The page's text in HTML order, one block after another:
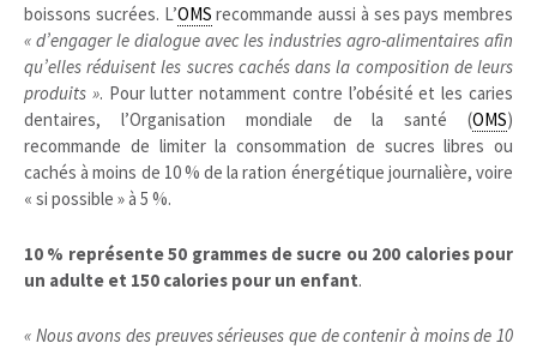
boissons sucrées. L’OMS recommande aussi à ses pays membres
« d’engager le dialogue avec les industries agro-alimentaires afin
qu’elles réduisent les sucres cachés dans la composition de leurs
produits ». Pour lutter notamment contre l’obésité et les caries
dentaires, l’Organisation mondiale de la santé (OMS)
recommande de limiter la consommation de sucres libres ou
cachés à moins de 10 % de la ration énergétique journalière, voire
« si possible » à 5 %.
10 % représente 50 grammes de sucre ou 200 calories pour
un adulte et 150 calories pour un enfant.
« Nous avons des preuves sérieuses que de contenir à moins de 10